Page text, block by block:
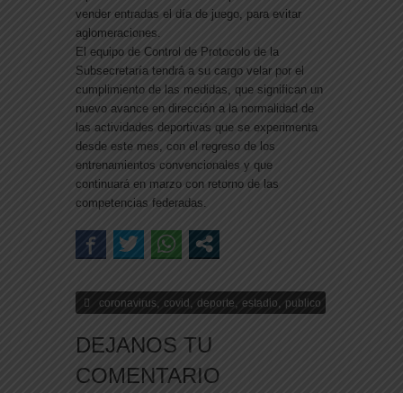
vender entradas el día de juego, para evitar
aglomeraciones.
El equipo de Control de Protocolo de la
Subsecretaría tendrá a su cargo velar por el
cumplimiento de las medidas, que significan un
nuevo avance en dirección a la normalidad de
las actividades deportivas que se experimenta
desde este mes, con el regreso de los
entrenamientos convencionales y que
continuará en marzo con retorno de las
competencias federadas.
coronavirus, covid , deporte, estadio, publico
DEJANOS TU
COMENTARIO